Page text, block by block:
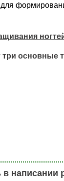
для
основные
написании